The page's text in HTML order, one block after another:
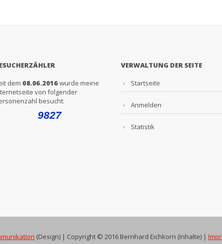
dem 08.06.2016wurde meine
von folgender
besucht:
VERWALTUNG DER SEITE
Startseite
Anmelden
Statistik
(Design) | Copyright © 2016 Bernhard Eichkorn (Inhalte) |